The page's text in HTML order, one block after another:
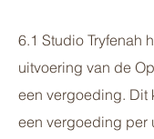
6.1 Studio Tryfenah
uitvoering van de
een vergoeding. Dit
een vergoeding per